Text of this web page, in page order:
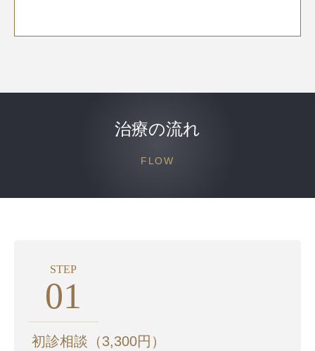
治療の流れ
FLOW
STEP
01
初診相談（3,300円）